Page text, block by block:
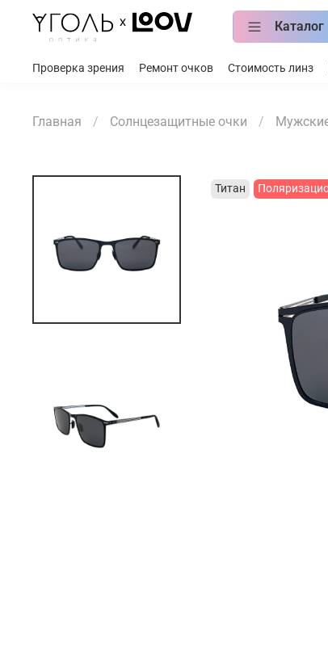
Каталог
Проверка зрения Ремонт очков Стоимость линз
Главная Солнцезащитные очки
Титан